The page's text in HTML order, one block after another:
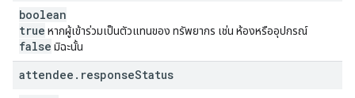
boolean
true หากผู้เข้าร่วมเป็นตัวแทนของ ทรัพยากร เช่น ห้องหรืออุปกรณ์
false มิฉะนั้น
attendee . responseStatus